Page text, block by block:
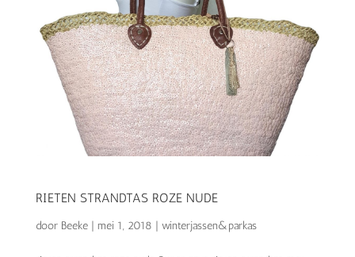
RIETEN STRANDTAS ROZE NUDE
door Beeke| mei 1, 2018 winterjassen&parkas